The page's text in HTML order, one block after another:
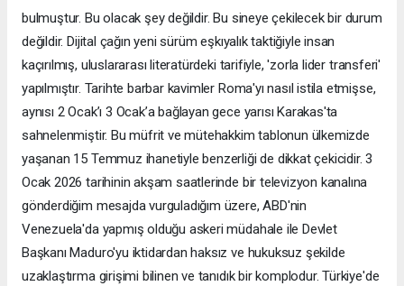
bulmuştur. Bu olacak şey değildir. Bu sineye çekilecek bir durum
değildir. Dijital çağın yeni sürüm eşkıyalık taktiğiyle insan
kaçırılmış, uluslararası literatürdeki tarifiyle, 'zorla lider transferi'
yapılmıştır. Tarihte barbar kavimler Roma'yı nasıl istila etmişse,
aynısı 2 Ocak’ı 3 Ocak’a bağlayan gece yarısı Karakas'ta
sahnelenmiştir. Bu müfrit ve mütehakkim tablonun ülkemizde
yaşanan 15 Temmuz ihanetiyle benzerliği de dikkat çekicidir. 3
Ocak 2026 tarihinin akşam saatlerinde bir televizyon kanalına
gönderdiğim mesajda vurguladığım üzere, ABD'nin
Venezuela'da yapmış olduğu askeri müdahale ile Devlet
Başkanı Maduro'yu iktidardan haksız ve hukuksuz şekilde
uzaklaştırma girişimi bilinen ve tanıdık bir komplodur. Türkiye'de